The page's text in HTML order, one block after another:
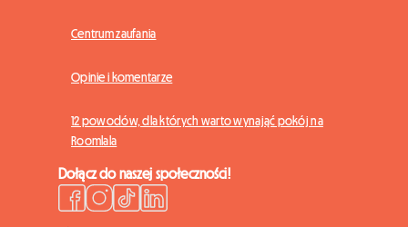
Centrum zaufania
Opinie i komentarze
12 powodów, dla których warto wynająć pokój na
Roomlala
Dołącz do naszej społeczności!